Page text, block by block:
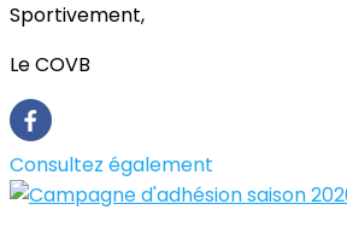
Sportivement,
Le COVB
Consultez également